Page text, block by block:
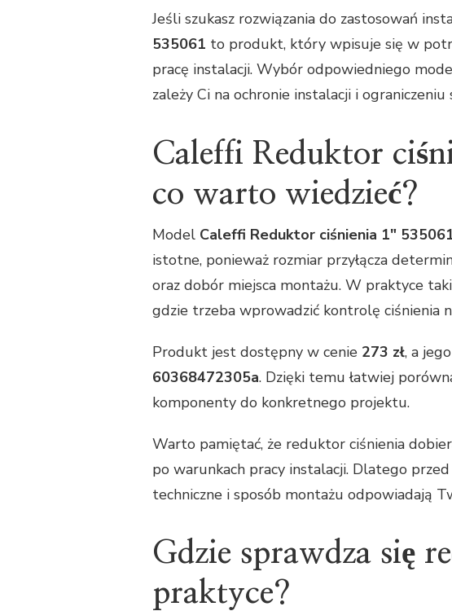
Jeśli szukasz rozwiązania do zastosowań
535061 to produkt, który wpisuje się w
pracę instalacji. Wybór odpowiedniego
zależy Ci na ochronie instalacji i
Caleffi Reduktor
co warto wiedzieć?
Model Caleffi Reduktor ciśnienia 1"
istotne, ponieważ rozmiar przyłącza
oraz dobór miejsca montażu. W praktyce
gdzie trzeba wprowadzić kontrolę ciśnienia
Produkt jest dostępny w cenie 273 zł, a
60368472305a. Dzięki temu łatwiej
komponenty do konkretnego projektu.
Warto pamiętać, że reduktor ciśnienia
po warunkach pracy instalacji. Dlatego
techniczne i sposób montażu odpowiadają
Gdzie sprawdza się
praktyce?